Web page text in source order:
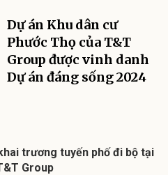
Dự án Khu dân cư
Phước Thọ của T&T
Group được vinh danh
Dự án đáng sống 2024
trương tuyến phố đi bộ tại
Group